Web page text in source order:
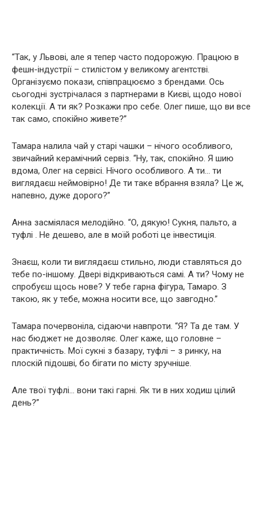
“Так, у Львові, але я тепер часто подорожую. Працюю в
фешн-індустрії – стилістом у великому агентстві.
Організуємо покази, співпрацюємо з брендами. Ось
сьогодні зустрічалася з партнерами в Києві, щодо нової
колекції. А ти як? Розкажи про себе. Олег пише, що ви все
так само, спокійно живете?”
Тамара налила чай у старі чашки – нічого особливого,
звичайний керамічний сервіз. “Ну, так, спокійно. Я шию
вдома, Олег на сервісі. Нічого особливого. А ти… ти
виглядаєш неймовірно! Де ти таке вбрання взяла? Це ж,
напевно, дуже дорого?”
Анна засміялася мелодійно. “О, дякую! Сукня, пальто, а
туфлі . Не дешево, але в моїй роботі це інвестиція.
Знаєш, коли ти виглядаєш стильно, люди ставляться до
тебе по-іншому. Двері відкриваються самі. А ти? Чому не
спробуєш щось нове? У тебе гарна фігура, Тамаро. З
такою, як у тебе, можна носити все, що завгодно.”
Тамара почервоніла, сідаючи навпроти. “Я? Та де там. У
нас бюджет не дозволяє. Олег каже, що головне –
практичність. Мої сукні з базару, туфлі – з ринку, на
плоскій підошві, бо бігати по місту зручніше.
Але твої туфлі… вони такі гарні. Як ти в них ходиш цілий
день?”